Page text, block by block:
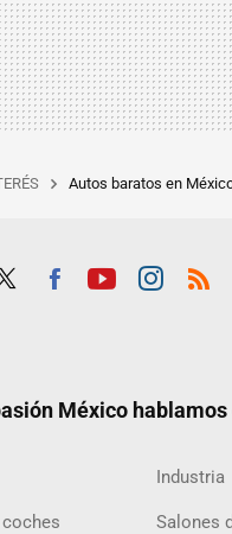
Autos baratos en
México hablamos
Industria
Salones